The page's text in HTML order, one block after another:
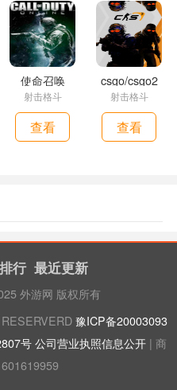
使命召唤
射击格斗
查看
csgo/csgo2
射击格斗
查看
行 最近更新
外游网 版权所有
豫ICP备20003093
号 公司营业执照信息公开 | 商